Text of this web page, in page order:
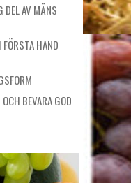
DEL AV MÄNS
HAND
BEVARA GOD